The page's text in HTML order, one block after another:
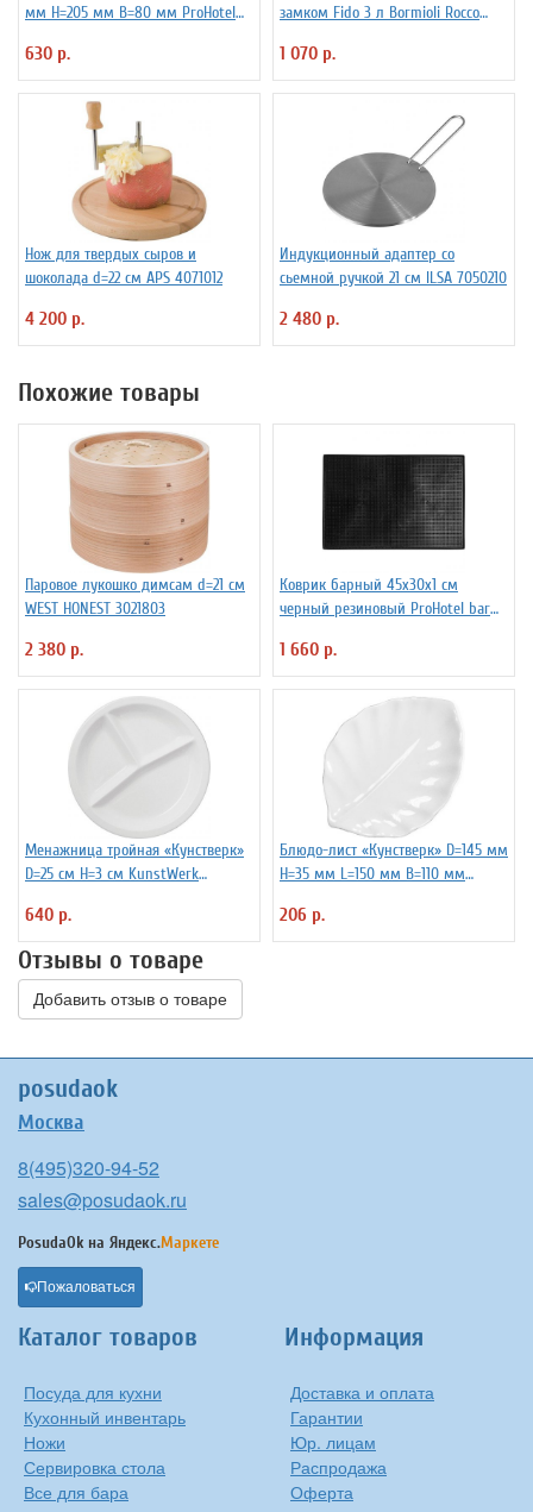
мм H=205 мм B=80 мм ProHotel
630 р.
замком Fido 3 л Bormioli Rocco
1 070 р.
Нож для твердых сыров и
шоколада d=22 см APS 4071012
4 200 р.
Индукционный адаптер со
сьемной ручкой 21 см ILSA 7050210
2 480 р.
Похожие товары
Паровое лукошко димсам d=21 см
WEST HONEST 3021803
2 380 р.
Коврик барный 45x30x1 см
черный резиновый ProHotel bar
1 660 р.
Менажница тройная «Кунстверк»
D=25 см H=3 см KunstWerk
640 р.
Блюдо-лист «Кунстверк» D=145 мм
H=35 мм L=150 мм B=110 мм
206 р.
Отзывы о товаре
Добавить отзыв о товаре
posudaok
Москва
8(495)320-94-52
sales@posudaok.ru
PosudaOk на Яндекс.Маркете
Пожаловаться
Каталог товаров
Посуда для кухни
Кухонный инвентарь
Ножи
Сервировка стола
Все для бара
Информация
Доставка и оплата
Гарантии
Юр. лицам
Распродажа
Оферта